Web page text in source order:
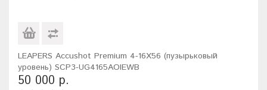
LEAPERS Accushot Premium 4-16X56 (пузырьковый
уровень) SCP3-UG4165AOIEWB
50 000 р.